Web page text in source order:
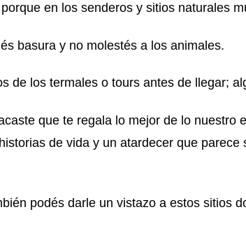
en los senderos y sitios naturales
basura y no molestés a los animales.
de los termales o tours antes de llegar;
que te regala lo mejor de lo nuestro
de vida y un atardecer que
podés darle un vistazo a estos sitios